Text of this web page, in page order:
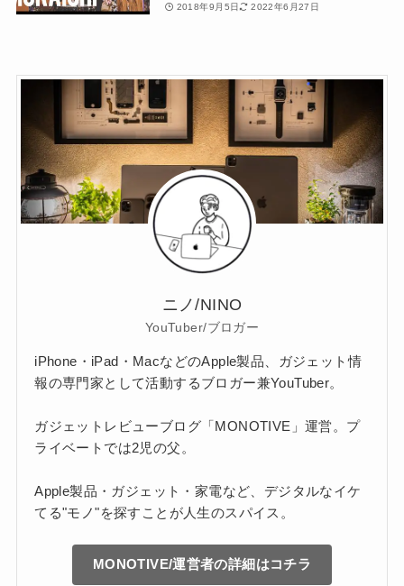
2018年9月5日 2022年6月27日
ニノ/NINO
YouTuber/ブロガー
iPhone・iPad・MacなどのApple製品、ガジェット情
報の専門家として活動するブロガー兼YouTuber。
ガジェットレビューブログ「MONOTIVE」運営。プ
ライベートでは2児の父。
Apple製品・ガジェット・家電など、デジタルなイケ
てる"モノ"を探すことが人生のスパイス。
MONOTIVE/運営者の詳細はコチラ